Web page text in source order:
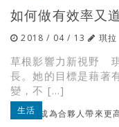
如何做有效率又
2018 / 04 / 13 琪拉
草根影響力新視野
長。她的目標是藉著
變，不 […]
生活